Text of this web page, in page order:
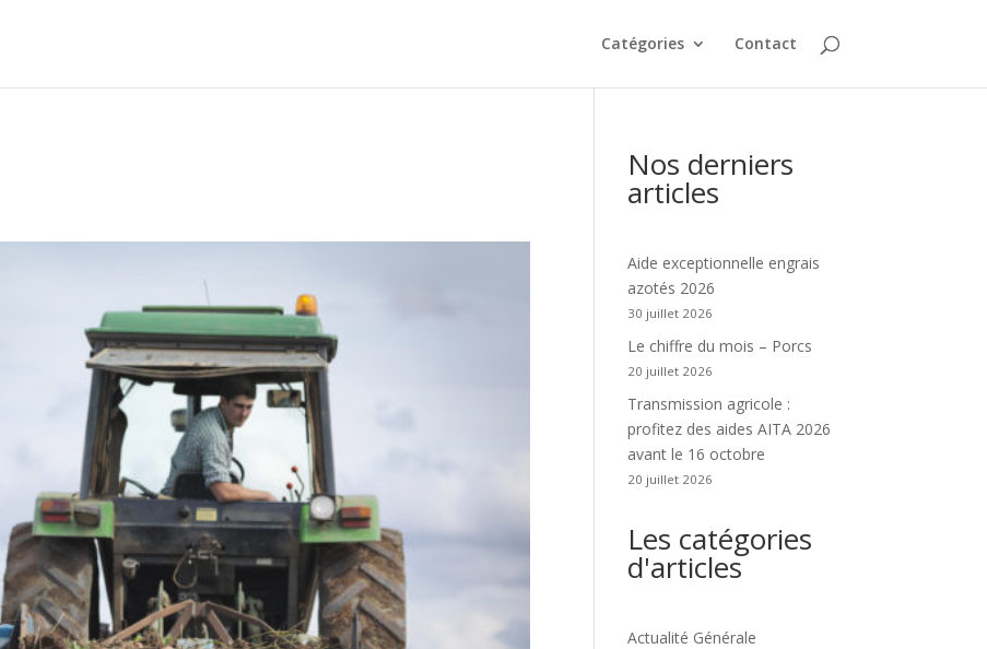
Catégories Contact
Nos derniers
articles
Aide exceptionnelle engrais
azotés 2026
30 juillet 2026
Le chiffre du mois – Porcs
20 juillet 2026
Transmission agricole :
profitez des aides AITA 2026
avant le 16 octobre
20 juillet 2026
Les catégories
d'articles
Actualité Générale